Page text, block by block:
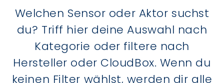
Welchen Sensor oder Aktor suchst
du? Triff hier deine Auswahl nach
Kategorie oder filtere nach
Hersteller oder CloudBox. Wenn du
keinen Filter wählst, werden dir alle